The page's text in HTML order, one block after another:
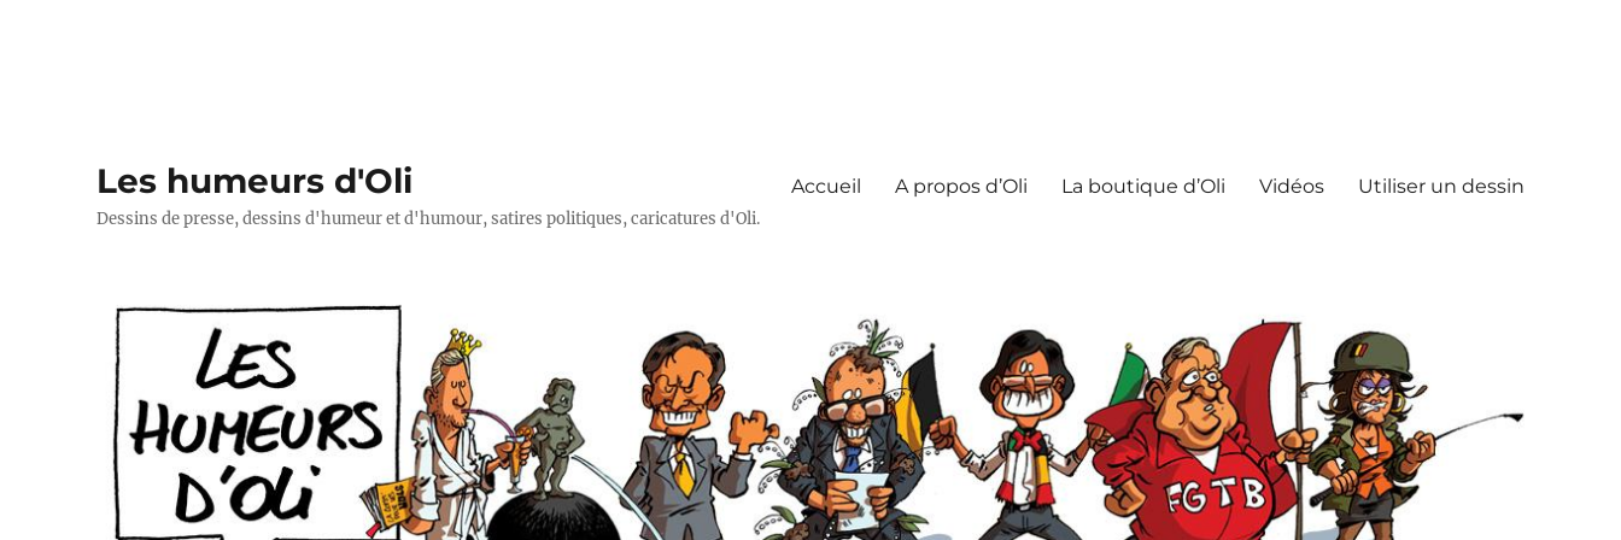
Les humeurs d'Oli
Dessins de presse, dessins d'humeur et d'humour, satires politiques, caricatures d'Oli.
Accueil A propos d’Oli La boutique d’Oli Vidéos Utiliser un dessin